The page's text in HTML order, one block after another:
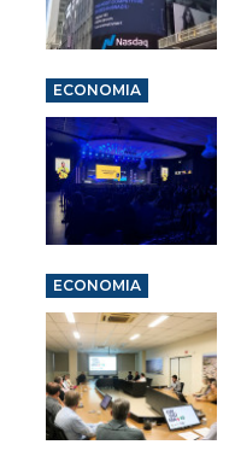
ECONOMIA
ECONOMIA